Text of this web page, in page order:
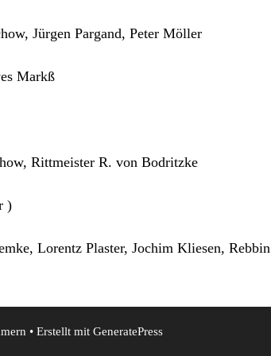
Jürgen Pargand, Peter Möller
Markß
Rittmeister R. von Bodritzke
)
Lorentz Plaster, Jochim Kliesen, Rebbin
• Erstellt mit GeneratePress